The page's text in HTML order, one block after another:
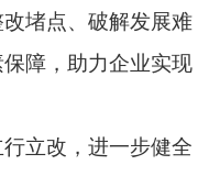
堵点、破解发展难
障，助力企业实现
立改，进一步健全